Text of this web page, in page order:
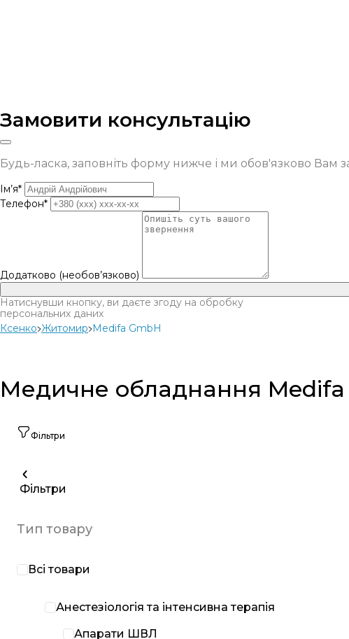
Замовити консультацію
Будь-ласка, заповніть форму нижче і ми обов'язково Вам
Ім’я*
Телефон*
Додатково (необов’язково)
Натиснувши кнопку, ви даєте згоду на обробку
персональних даних
Ксенко Житомир Medifa GmbH
Медичне обладнання Medifa
Фільтри
Фільтри
Тип товару
Всі товари
Анестезіологія та інтенсивна терапія
Апарати ШВЛ